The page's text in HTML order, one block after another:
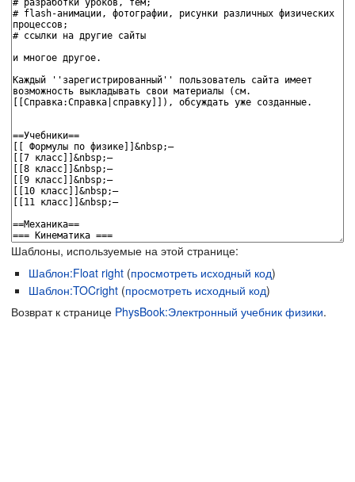
Шаблоны, используемые на этой странице:
Шаблон:Float right (просмотреть исходный код)
Шаблон:TOCright (просмотреть исходный код)
Возврат к странице PhysBook:Электронный учебник физики.